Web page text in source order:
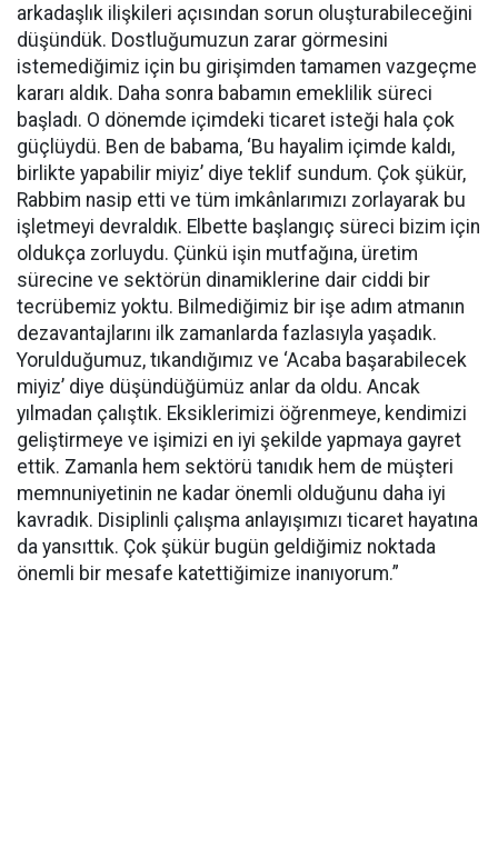
arkadaşlık ilişkileri açısından sorun oluşturabileceğini
düşündük. Dostluğumuzun zarar görmesini
istemediğimiz için bu girişimden tamamen vazgeçme
kararı aldık. Daha sonra babamın emeklilik süreci
başladı. O dönemde içimdeki ticaret isteği hala çok
güçlüydü. Ben de babama, ‘Bu hayalim içimde kaldı,
birlikte yapabilir miyiz’ diye teklif sundum. Çok şükür,
Rabbim nasip etti ve tüm imkânlarımızı zorlayarak bu
işletmeyi devraldık. Elbette başlangıç süreci bizim için
oldukça zorluydu. Çünkü işin mutfağına, üretim
sürecine ve sektörün dinamiklerine dair ciddi bir
tecrübemiz yoktu. Bilmediğimiz bir işe adım atmanın
dezavantajlarını ilk zamanlarda fazlasıyla yaşadık.
Yorulduğumuz, tıkandığımız ve ‘Acaba başarabilecek
miyiz’ diye düşündüğümüz anlar da oldu. Ancak
yılmadan çalıştık. Eksiklerimizi öğrenmeye, kendimizi
geliştirmeye ve işimizi en iyi şekilde yapmaya gayret
ettik. Zamanla hem sektörü tanıdık hem de müşteri
memnuniyetinin ne kadar önemli olduğunu daha iyi
kavradık. Disiplinli çalışma anlayışımızı ticaret hayatına
da yansıttık. Çok şükür bugün geldiğimiz noktada
önemli bir mesafe katettiğimize inanıyorum.”